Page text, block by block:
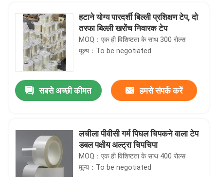
हटाने योग्य पारदर्शी बिल्ली प्रशिक्षण टेप, दो
तरफा बिल्ली खरोंच निवारक टेप
MOQ：एक ही विशिष्टता के साथ 300 रोल्स
मूल्य：To be negotiated
सबसे अच्छी कीमत हमसे संपर्क करें
लचीला पीवीसी गर्म पिघल चिपकने वाला टेप
डबल पक्षीय अल्ट्रा चिपचिपा
MOQ：एक ही विशिष्टता के साथ 400 रोल्स
मूल्य：To be negotiated